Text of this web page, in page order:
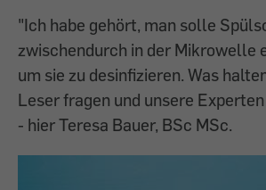
"Ich habe gehört, man solle
zwischendurch in der Mikrowelle
um sie zu desinfizieren. Was
Leser fragen und unsere
- hier Teresa Bauer, BSc MSc.